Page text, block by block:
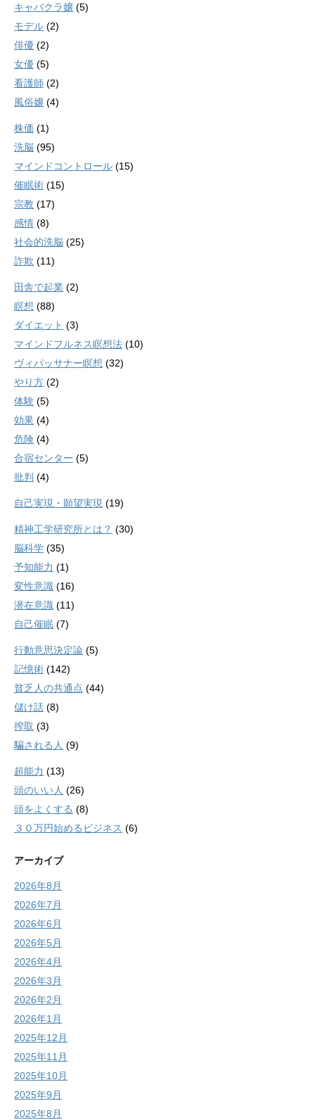
キャバクラ嬢 (5)
モデル (2)
俳優 (2)
女優 (5)
看護師 (2)
風俗嬢 (4)
株価 (1)
洗脳 (95)
マインドコントロール (15)
催眠術 (15)
宗教 (17)
感情 (8)
社会的洗脳 (25)
詐欺 (11)
田舎で起業 (2)
瞑想 (88)
ダイエット (3)
マインドフルネス瞑想法 (10)
ヴィパッサナー瞑想 (32)
やり方 (2)
体験 (5)
効果 (4)
危険 (4)
合宿センター (5)
批判 (4)
自己実現・願望実現 (19)
精神工学研究所とは？ (30)
脳科学 (35)
予知能力 (1)
変性意識 (16)
潜在意識 (11)
自己催眠 (7)
行動意思決定論 (5)
記憶術 (142)
貧乏人の共通点 (44)
儲け話 (8)
搾取 (3)
騙される人 (9)
超能力 (13)
頭のいい人 (26)
頭をよくする (8)
３０万円始めるビジネス (6)
アーカイブ
2026年8月
2026年7月
2026年6月
2026年5月
2026年4月
2026年3月
2026年2月
2026年1月
2025年12月
2025年11月
2025年10月
2025年9月
2025年8月